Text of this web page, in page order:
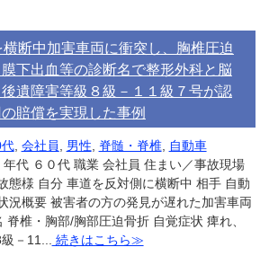
断中加害車両に衝突し、胸椎圧迫
下出血等の診断名で整形外科と脳
遺障害等級８級－１１級７号が認
賠償を実現した事例
, 会社員, 男性, 脊髄・脊椎, 自動車
代 ６０代 職業 会社員 住まい／事故現場
態様 自分 車道を反対側に横断中 相手 自動
況概要 被害者の方の発見が遅れた加害車両
椎・胸部/胸部圧迫骨折 自覚症状 痺れ、
－11... 続きはこちら≫